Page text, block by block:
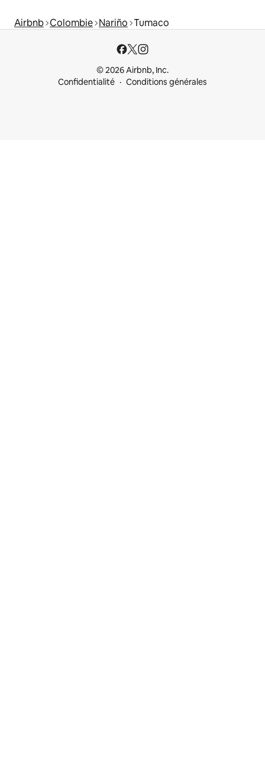
Airbnb Colombie Nariño Tumaco
© 2026 Airbnb, Inc.
Confidentialité
Conditions générales